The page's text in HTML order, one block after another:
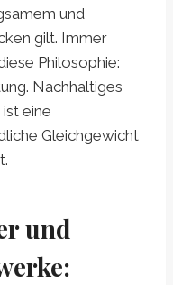
und
gilt. Immer
Philosophie:
Nachhaltiges
eine
Gleichgewicht
und